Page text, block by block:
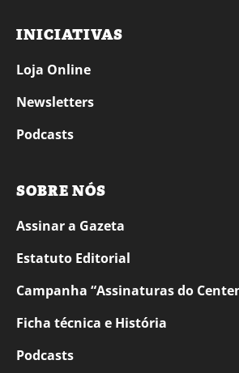
INICIATIVAS
Loja Online
Newsletters
Podcasts
SOBRE NÓS
Assinar a Gazeta
Estatuto Editorial
Campanha “Assinaturas do
Ficha técnica e História
Podcasts